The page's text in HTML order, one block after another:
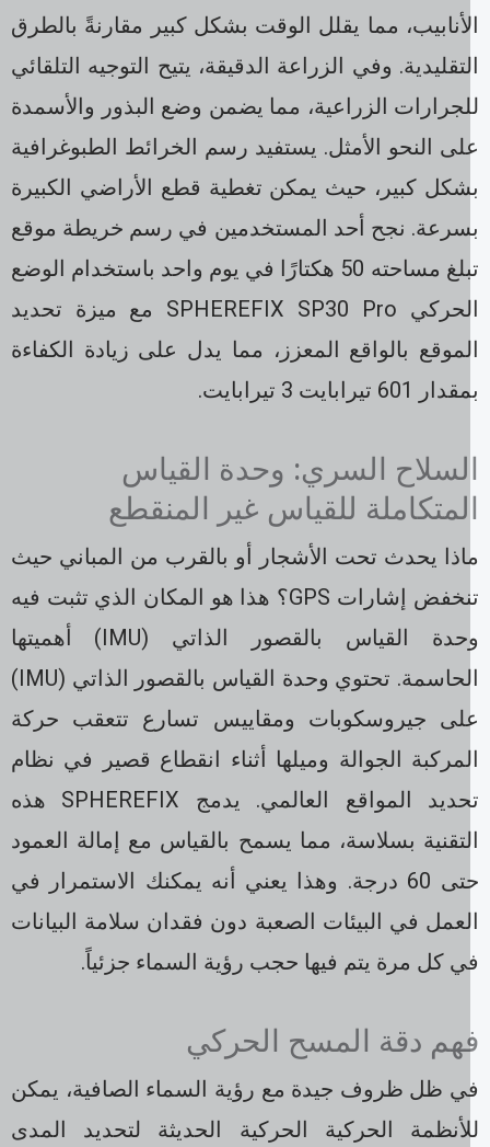
مما يقلل الوقت بشكل كبير مقارنةً بالطرق
وفي الزراعة الدقيقة، يتيح التوجيه التلقائي
الزراعية، مما يضمن وضع البذور والأسمدة
النحو الأمثل. يستفيد رسم الخرائط الطبوغرافية
كبير، حيث يمكن تغطية قطع الأراضي الكبيرة
نجح أحد المستخدمين في رسم خريطة موقع
تبلغ مساحته 50 هكتارًا في يوم واحد باستخدام الوضع
الحركي SPHEREFIX SP30 Pro مع ميزة تحديد
بالواقع المعزز، مما يدل على زيادة الكفاءة
تيرابايت 3 تيرابايت.
السري: وحدة القياس
للقياس غير المنقطع
يحدث تحت الأشجار أو بالقرب من المباني حيث
تنخفض إشارات GPS؟ هذا هو المكان الذي تثبت فيه
وحدة القياس بالقصور الذاتي (IMU) أهميتها
الحاسمة. تحتوي وحدة القياس بالقصور الذاتي (IMU)
جيروسكوبات ومقاييس تسارع تتعقب حركة
الجوالة وميلها أثناء انقطاع قصير في نظام
تحديد المواقع العالمي. يدمج SPHEREFIX هذه
بسلاسة، مما يسمح بالقياس مع إمالة العمود
حتى 60 درجة. وهذا يعني أنه يمكنك الاستمرار في
في البيئات الصعبة دون فقدان سلامة البيانات
كل مرة يتم فيها حجب رؤية السماء جزئياً.
دقة المسح الحركي
ظل ظروف جيدة مع رؤية السماء الصافية، يمكن
الحركية الحركية الحديثة لتحديد المدى